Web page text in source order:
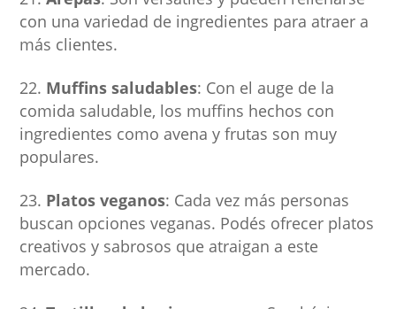
con una variedad de ingredientes para atraer a
más clientes.
Muffins saludables: Con el auge de la
comida saludable, los muffins hechos con
ingredientes como avena y frutas son muy
populares.
Platos veganos: Cada vez más personas
buscan opciones veganas. Podés ofrecer platos
creativos y sabrosos que atraigan a este
mercado.